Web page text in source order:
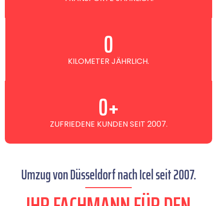
KILOMETER JÄHRLICH.
0
ZUFRIEDENE KUNDEN SEIT 2007.
0+
Umzug von Düsseldorf nach Icel seit 2007.